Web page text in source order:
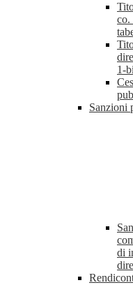
co.
1-
Sanzioni
di